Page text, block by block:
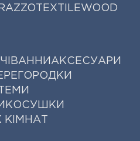
TEXTILEWOOD
ВАННИ АКСЕСУАРИ